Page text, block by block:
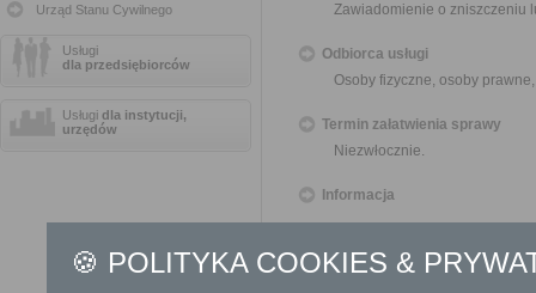
Urząd Stanu Cywilnego
Usługi
dla przedsiębiorców
Usługi dla instytucji,
urzędów
Zawiadomienie o zniszczeniu
Odbiorca usługi
Osoby fizyczne, osoby
Termin załatwienia sprawy
Niezwłocznie.
Informacja
🍪 POLITYKA COOKIES &